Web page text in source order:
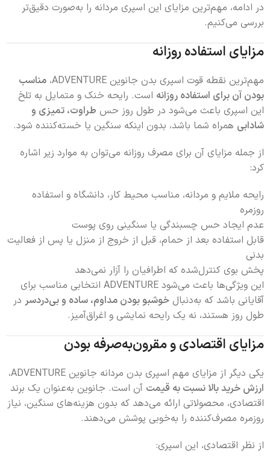
در ادامه، مهم‌ترین مزایای این اسپری مردانه را به‌صورت دقیق‌تر
بررسی می‌کنیم.
مزایای استفاده روزانه
مهم‌ترین نقطه قوت اسپری بدن جانوین ADVENTURE،
مناسب
بودن آن برای استفاده روزانه است. رایحه خنک و متمایل به تلخ
این اسپری باعث می‌شود در طول روز حس طراوت، تمیزی و
شادابی همراه شما باشد، بدون اینکه سنگین یا خسته‌کننده شود.
از جمله مزایای آن برای مصرف روزانه می‌توان به موارد زیر اشاره
کرد:
رایحه ملایم و مردانه، مناسب محیط کار، دانشگاه و استفاده
روزمره
عدم ایجاد حس چسبندگی یا سنگینی روی پوست
قابل استفاده بعد از حمام، قبل از خروج از منزل یا پس از فعالیت
بدنی
پخش بوی کنترل‌شده که اطرافیان را آزار نمی‌دهد
این ویژگی‌ها باعث می‌شود ADVENTURE انتخابی مناسب برای
آقایانی باشد که به‌دنبال خوشبو بودن مداوم، ساده و بی‌دردسر در
طول روز هستند، نه یک رایحه نمایشی و اغراق‌آمیز.
مزایای اقتصادی و مقرون‌به‌صرفه بودن
یکی دیگر از مزایای مهم اسپری بدن مردانه جانوین ADVENTURE،
ارزش خرید بالا نسبت به قیمت آن است. جانوین به‌عنوان یک برند
اقتصادی، محصولاتی ارائه می‌دهد که بدون هزینه‌های سنگین، نیاز
روزمره مصرف‌کننده را به‌خوبی پوشش می‌دهند.
از نظر اقتصادی، این اسپری: